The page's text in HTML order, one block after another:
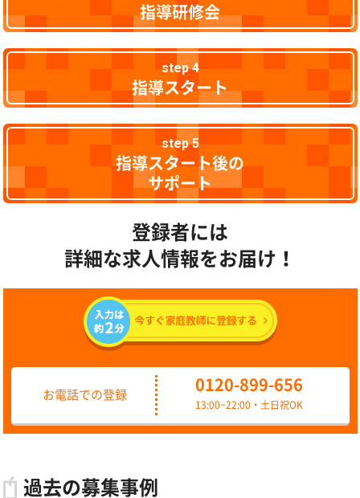
指導研修会
step 4
指導スタート
step 5
指導スタート後の
サポート
登録者には
詳細な求人情報をお届け！
お電話での登録
0120-899-656
13:00~22:00・土日祝OK
過去の募集事例